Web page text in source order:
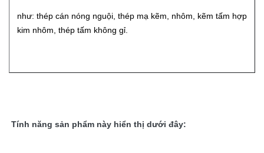
như: thép cán nóng nguội, thép mạ kẽm, nhôm, kẽm tấm hợp
kim nhôm, thép tấm không gỉ.
Tính năng sản phẩm này hiển thị dưới đây: